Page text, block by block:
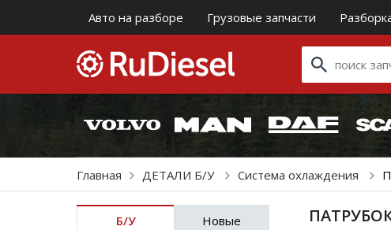
Авто на разборе Грузовые запчасти
Главная ДЕТАЛИ Б/У Система охлаждения
Б/У
Новые